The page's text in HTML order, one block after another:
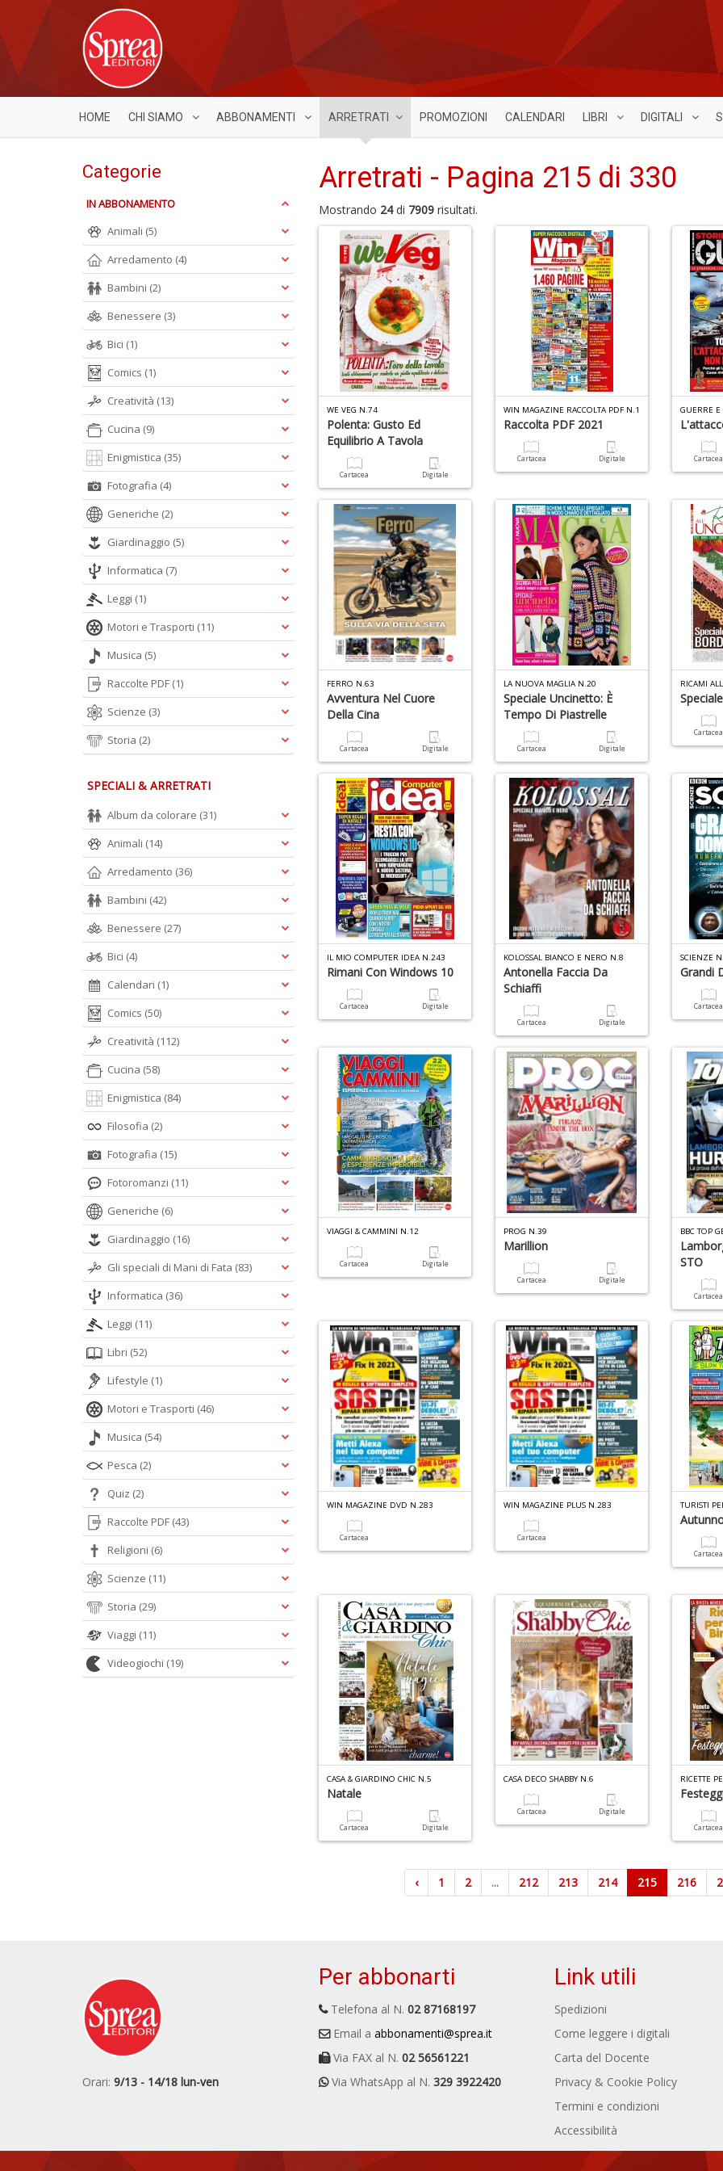
HOME CHI SIAMO ABBONAMENTI ARRETRATI PROMOZIONI CALENDARI LIBRI DIGITALI
Arretrati - Pagina 215 di 330
Mostrando 24di 7909risultati.
WE VEG N.74
Polenta: Gusto Ed
Equilibrio A Tavola
Cartacea Digitale
WIN MAGAZINE RACCOLTA PDF N.1
Raccolta PDF 2021
Cartacea Digitale
GUERRE
Cartacea
FERRO N.63
Avventura Nel Cuore
Della Cina
Cartacea Digitale
LA NUOVA MAGLIA N.20
Speciale Uncinetto: È
Tempo Di Piastrelle
Cartacea Digitale
RICAMI
Cartacea
IL MIO COMPUTER IDEA N.243
Rimani Con Windows 10
Cartacea Digitale
KOLOSSAL BIANCO E NERO N.8
Antonella Faccia Da
Schiaffi
Cartacea Digitale
SCIENZE
Grandi
Cartacea
VIAGGI & CAMMINI N.12
Cartacea Digitale
PROG N.39
Marillion
Cartacea Digitale
BBC TOP
STO
Cartacea
WIN MAGAZINE DVD N.283
Cartacea
WIN MAGAZINE PLUS N.283
Cartacea
Cartacea
CASA & GIARDINO CHIC N.5
Natale
Cartacea Digitale
CASA DECO SHABBY N.6
Cartacea Digitale
RICETTE
Cartacea
‹ 1 2 ... 212 213 214 215 216
Categorie
IN ABBONAMENTO
Animali (5)
Arredamento (4)
Bambini (2)
Benessere (3)
Bici (1)
Comics (1)
Creatività (13)
Cucina (9)
Enigmistica (35)
Fotografia (4)
Generiche (2)
Giardinaggio (5)
Informatica (7)
Leggi (1)
Motori e Trasporti (11)
Musica (5)
Raccolte PDF (1)
Scienze (3)
Storia (2)
SPECIALI & ARRETRATI
Album da colorare (31)
Animali (14)
Arredamento (36)
Bambini (42)
Benessere (27)
Bici (4)
Calendari (1)
Comics (50)
Creatività (112)
Cucina (58)
Enigmistica (84)
Filosofia (2)
Fotografia (15)
Fotoromanzi (11)
Generiche (6)
Giardinaggio (16)
Gli speciali di Mani di Fata (83)
Informatica (36)
Leggi (11)
Libri (52)
Lifestyle (1)
Motori e Trasporti (46)
Musica (54)
Pesca (2)
Quiz (2)
Raccolte PDF (43)
Religioni (6)
Scienze (11)
Storia (29)
Viaggi (11)
Videogiochi (19)
Orari: 9/13 - 14/18 lun-ven
Per abbonarti
Telefona al N. 02 87168197
Email a abbonamenti@sprea.it
Via FAX al N. 02 56561221
Via WhatsApp al N. 329 3922420
Link utili
Spedizioni
Come leggere i digitali
Carta del Docente
Privacy & Cookie Policy
Termini e condizioni
Accessibilità